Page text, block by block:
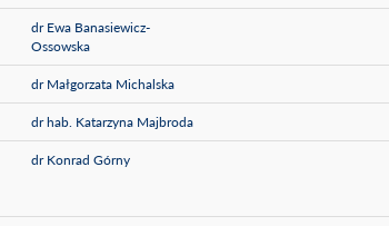
dr Ewa Banasiewicz-
Ossowska
dr Małgorzata Michalska
dr hab. Katarzyna Majbroda
dr Konrad Górny